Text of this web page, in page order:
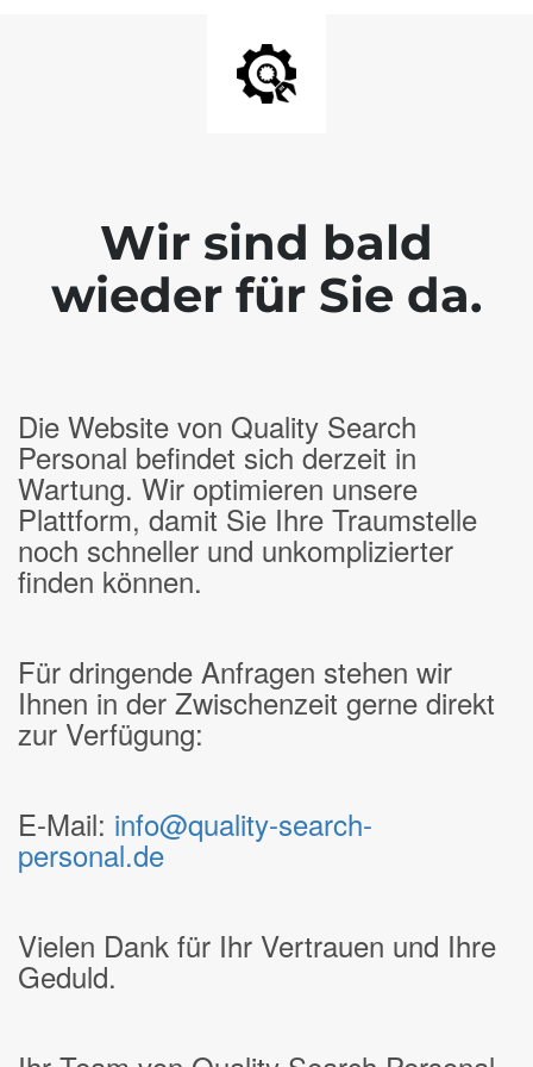
Wir sind bald
wieder für Sie da.
Die Website von Quality Search
Personal befindet sich derzeit in
Wartung. Wir optimieren unsere
Plattform, damit Sie Ihre Traumstelle
noch schneller und unkomplizierter
finden können.
Für dringende Anfragen stehen wir
Ihnen in der Zwischenzeit gerne direkt
zur Verfügung:
E-Mail: info@quality-search-
personal.de
Vielen Dank für Ihr Vertrauen und Ihre
Geduld.